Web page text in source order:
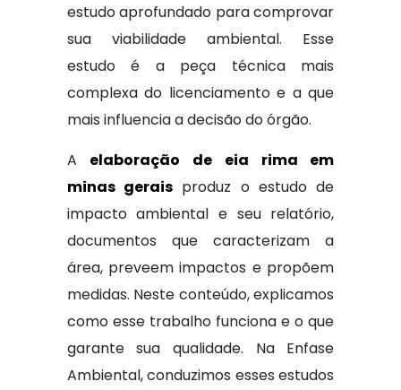
estudo aprofundado para comprovar
sua viabilidade ambiental. Esse
estudo é a peça técnica mais
complexa do licenciamento e a que
mais influencia a decisão do órgão.
A elaboração de eia rima em
minas gerais produz o estudo de
impacto ambiental e seu relatório,
documentos que caracterizam a
área, preveem impactos e propõem
medidas. Neste conteúdo, explicamos
como esse trabalho funciona e o que
garante sua qualidade. Na Enfase
Ambiental, conduzimos esses estudos